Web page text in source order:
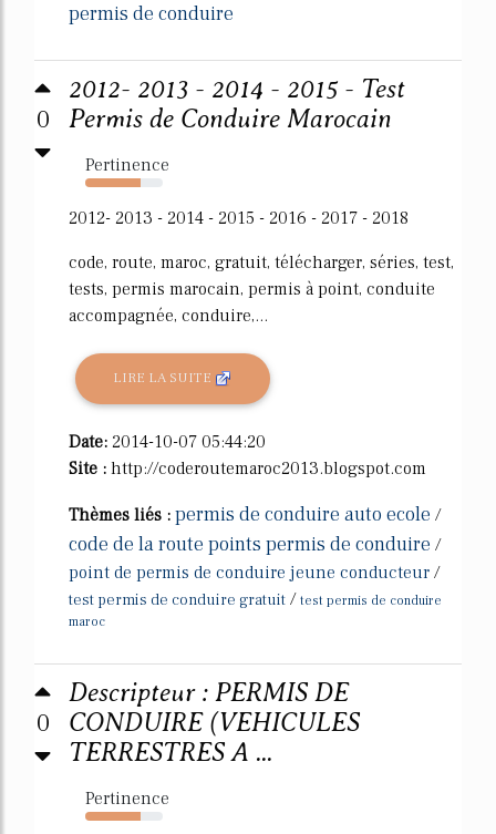
permis de conduire
0
2012- 2013 - 2014 - 2015 - Test
Permis de Conduire Marocain
Pertinence
72%
2012- 2013 - 2014 - 2015 - 2016 - 2017 - 2018
code, route, maroc, gratuit, télécharger, séries, test,
tests, permis marocain, permis à point, conduite
accompagnée, conduire,...
LIRE LA SUITE
Date: 2014-10-07 05:44:20
Site : http://coderoutemaroc2013.blogspot.com
Thèmes liés : permis de conduire auto ecole /
code de la route points permis de conduire /
point de permis de conduire jeune conducteur /
test permis de conduire gratuit / test permis de conduire
maroc
0
Descripteur : PERMIS DE
CONDUIRE (VEHICULES
TERRESTRES A ...
Pertinence
71%